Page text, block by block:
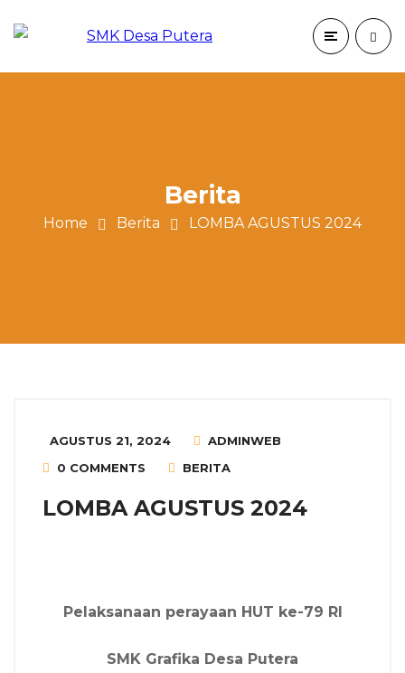
Berita
Home Berita LOMBA AGUSTUS 2024
AGUSTUS 21, 2024
ADMINWEB
0 COMMENTS
BERITA
LOMBA AGUSTUS 2024
Pelaksanaan perayaan HUT ke-79 RI
SMK Grafika Desa Putera